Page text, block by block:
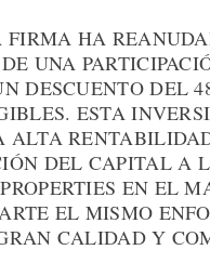
HA
UNA
DESCUENTO DEL
ESTA
ALTA
DEL CAPITAL A
EN EL
EL MISMO
CALIDAD Y